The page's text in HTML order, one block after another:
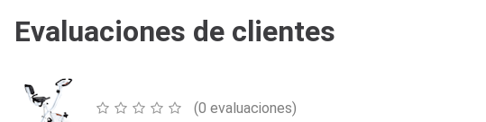
Evaluaciones de clientes
(0 evaluaciones)